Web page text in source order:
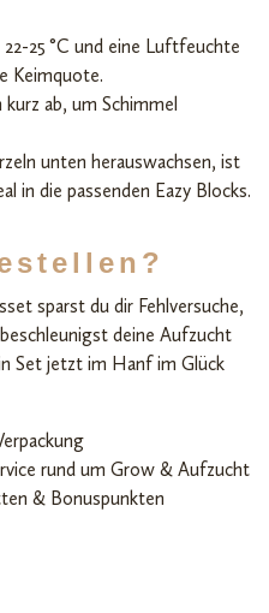
25 °C und eine Luftfeuchte
Keimquote.
ab, um Schimmel
unten herauswachsen, ist
in die passenden Eazy Blocks.
sparst du dir Fehlversuche,
deine Aufzucht
Set jetzt im Hanf im Glück
rund um Grow & Aufzucht
& Bonuspunkten